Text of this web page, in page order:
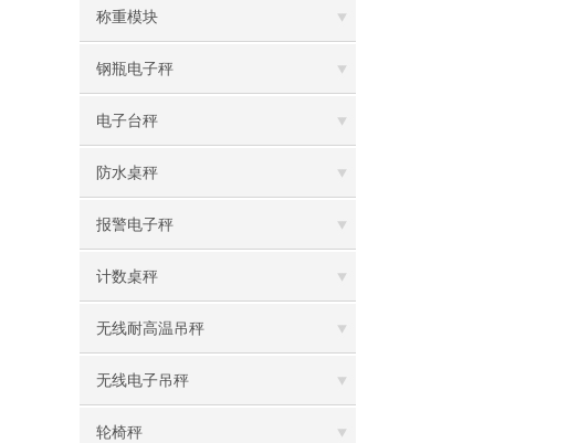
称重模块
钢瓶电子秤
电子台秤
防水桌秤
报警电子秤
计数桌秤
无线耐高温吊秤
无线电子吊秤
轮椅秤